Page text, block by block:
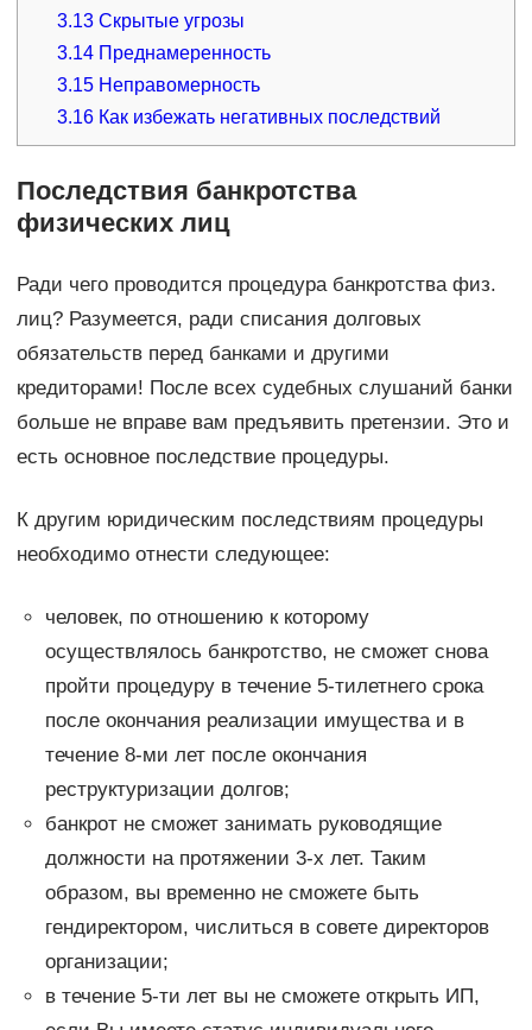
3.13 Скрытые угрозы
3.14 Преднамеренность
3.15 Неправомерность
3.16 Как избежать негативных последствий
Последствия банкротства
физических лиц
Ради чего проводится процедура банкротства физ.
лиц? Разумеется, ради списания долговых
обязательств перед банками и другими
кредиторами! После всех судебных слушаний банки
больше не вправе вам предъявить претензии. Это и
есть основное последствие процедуры.
К другим юридическим последствиям процедуры
необходимо отнести следующее:
человек, по отношению к которому
осуществлялось банкротство, не сможет снова
пройти процедуру в течение 5-тилетнего срока
после окончания реализации имущества и в
течение 8-ми лет после окончания
реструктуризации долгов;
банкрот не сможет занимать руководящие
должности на протяжении 3-х лет. Таким
образом, вы временно не сможете быть
гендиректором, числиться в совете директоров
организации;
в течение 5-ти лет вы не сможете открыть ИП,